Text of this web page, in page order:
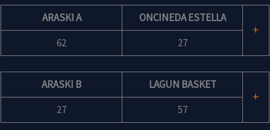
ARASKI A ONCINEDA ESTELLA
+
62 27
ARASKI B LAGUN BASKET
+
27 57